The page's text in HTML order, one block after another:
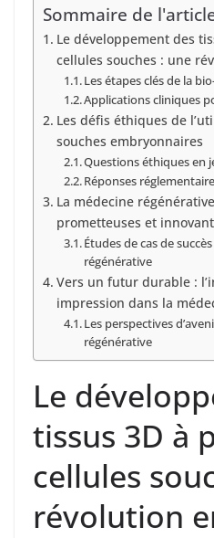
Sommaire de
Le développement des
cellules souches : une
Les étapes clés de la
Applications cliniques
Les défis éthiques de
souches embryonnaires
Questions éthiques en
Réponses
La médecine
prometteuses et
Études de cas de
régénérative
Vers un futur durable :
impression dans la
Les perspectives
régénérative
Le
tissus 3D à
cellules
révolution